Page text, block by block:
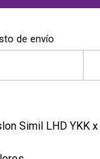
de envío
Simil LHD YKK